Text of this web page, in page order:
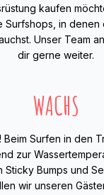
kaufen
Surfshops, in denen
Unser Team
dir gerne weiter.
WACHS
Beim Surfen in den
zur
Sticky Bumps und
wir unseren